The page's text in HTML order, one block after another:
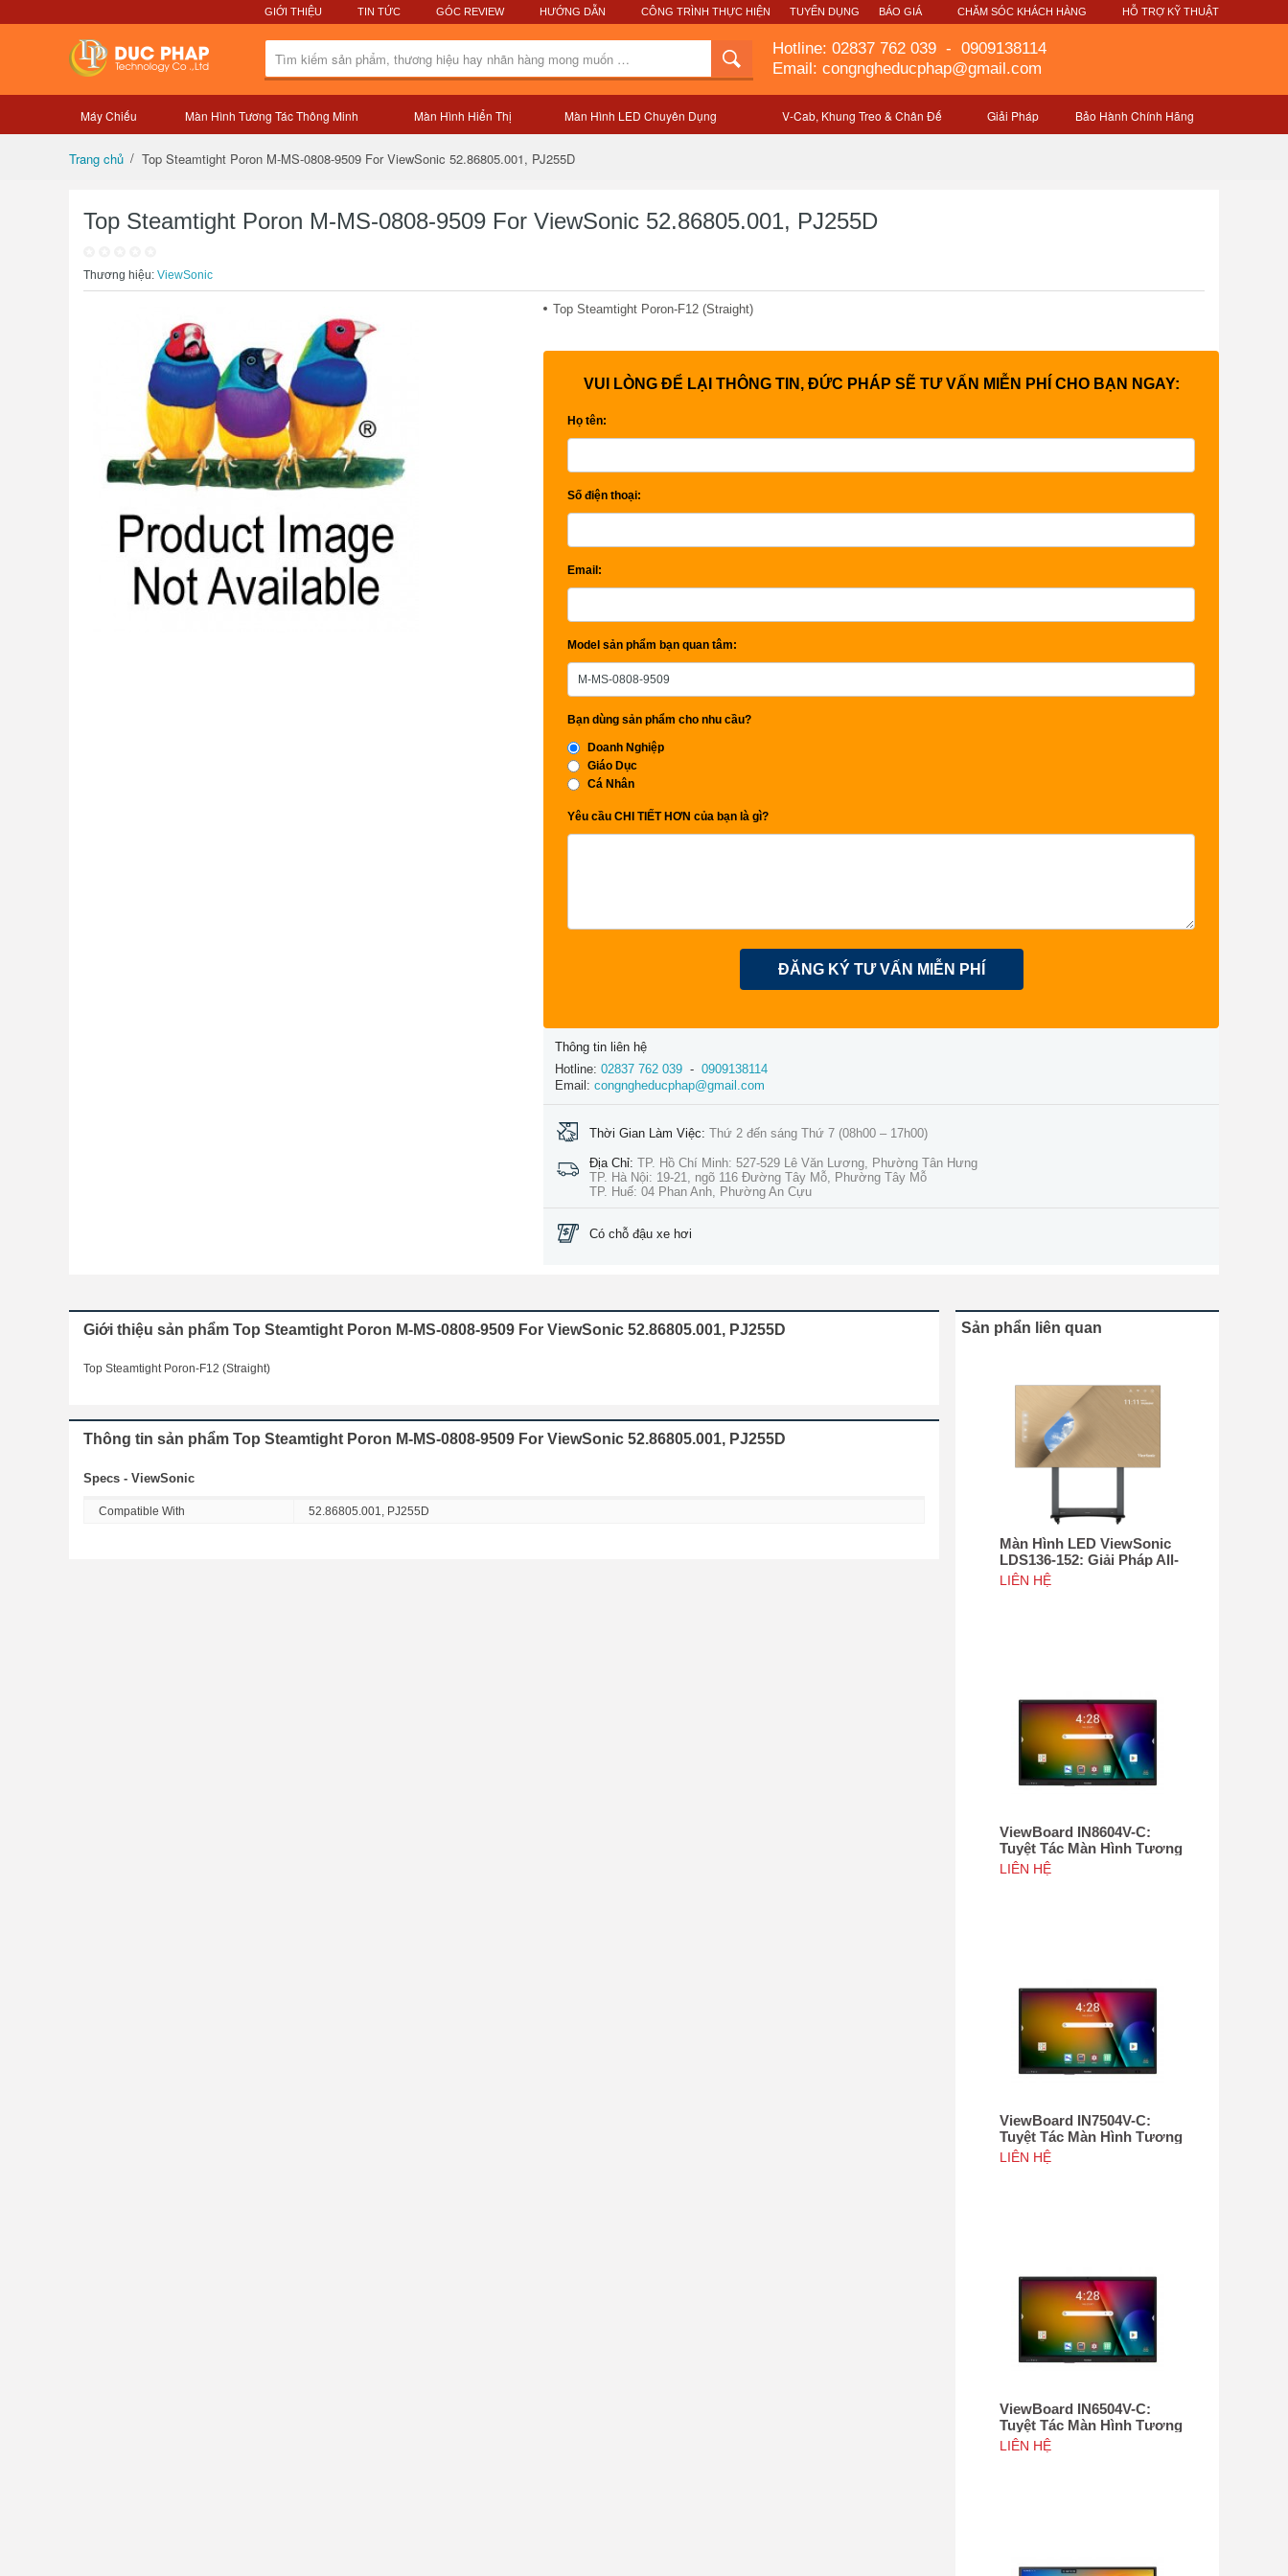
GIỚI THIỆU TIN TỨC GÓC REVIEW HƯỚNG DẪN CÔNG TRÌNH THỰC HIỆN TUYỂN DỤNG BÁO GIÁ CHĂM SÓC KHÁCH HÀNG HỖ TRỢ KỸ THUẬT
Hotline: 02837 762 039 - 0909138114
Email: congngheducphap@gmail.com
Tổng quan sản phẩm Mô tả sản phẩm
Máy Chiếu Màn Hình Tương Tác Thông Minh Màn Hình Hiển Thị Màn Hình LED Chuyên Dụng V-Cab, Khung Treo & Chân Đế Giải Pháp Bảo Hành Chính Hãng
Trang chủ Top Steamtight Poron M-MS-0808-9509 For ViewSonic 52.86805.001, PJ255D
Top Steamtight Poron M-MS-0808-9509 For ViewSonic 52.86805.001, PJ255D
Thương hiệu: ViewSonic
Top Steamtight Poron-F12 (Straight)
VUI LÒNG ĐỂ LẠI THÔNG TIN, ĐỨC PHÁP SẼ TƯ VẤN MIỄN PHÍ CHO BẠN NGAY:
Họ tên:
Số điện thoại:
Email:
Model sản phẩm bạn quan tâm:
Bạn dùng sản phẩm cho nhu cầu?
Doanh Nghiệp
Giáo Dục
Cá Nhân
Yêu cầu CHI TIẾT HƠN của bạn là gì?
ĐĂNG KÝ TƯ VẤN MIỄN PHÍ
Thông tin liên hệ
Hotline: 02837 762 039 - 0909138114
Email: congngheducphap@gmail.com
Thời Gian Làm Việc: Thứ 2 đến sáng Thứ 7 (08h00 – 17h00)
Địa Chỉ: TP. Hồ Chí Minh: 527-529 Lê Văn Lương, Phường Tân Hưng
TP. Hà Nội: 19-21, ngõ 116 Đường Tây Mỗ, Phường Tây Mỗ
TP. Huế: 04 Phan Anh, Phường An Cựu
Có chỗ đậu xe hơi
Giới thiệu sản phẩm Top Steamtight Poron M-MS-0808-9509 For ViewSonic 52.86805.001, PJ255D
Top Steamtight Poron-F12 (Straight)
Thông tin sản phẩm Top Steamtight Poron M-MS-0808-9509 For ViewSonic 52.86805.001, PJ255D
Specs - ViewSonic
Compatible With 52.86805.001, PJ255D
Sản phẩn liên quan
Màn Hình LED ViewSonic
LDS136-152: Giải Pháp All-
in-One Di Động Hàng Đầu
LIÊN HỆ
ViewBoard IN8604V-C:
Tuyệt Tác Màn Hình Tương
Tác 86", Tích hợp camera
4K độ phân giải 50MP, NFC
LIÊN HỆ
ViewBoard IN7504V-C:
Tuyệt Tác Màn Hình Tương
Tác 75", Tích hợp camera
4K độ phân giải 50MP, NFC
LIÊN HỆ
ViewBoard IN6504V-C:
Tuyệt Tác Màn Hình Tương
Tác 65inch, Tích hợp
camera 4K độ phân giải
LIÊN HỆ